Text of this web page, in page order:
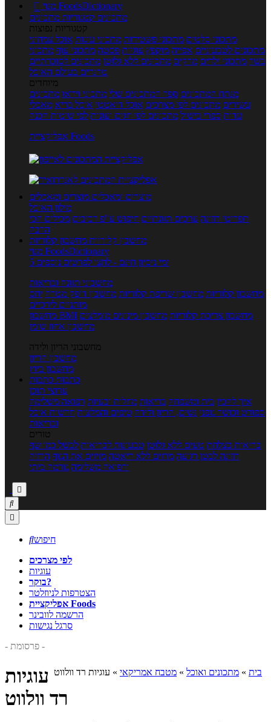

מנוי FoodsDictionary
מתכונים קטגוריות מתכונים
קטגוריות נפוצות
מתכוני סלטים מתכוני פשטידות מתכוני עוגות אוכל צמחוני
מתכונים לטבעוניים אפייה מוקפץ עוגיות פסטה מתכוני עוף מתכוני
בשר מתכוני ילדים מרקים מתכונים ללא גלוטן מתכונים לסוכרתיים
טרנדים בעולם האוכל
מיוחדים
מנתח המתכונים ספר המתכונים שלי מתכוני וידאו מתכונים
עשירים מתכונים לפי מצרכים אוכל דיאטטי אוכל בריא מאכלי
עדות ספרי בישול מתכונים לפי חגים ועונות לפי שיטות הכנה
אפליקציית Foods
מוצרים ומאכלים מוצרים ומאכלים
מילון האוכל
תפריטי תזונה ערכים תזונתיים חיפוש ע"פ רכיבים מכילים הכי
הרבה
מחשבון קלוריות מחשבון קלוריות
מנוי FoodsDictionary
5 ימי ניסיון חינם - לחצו לפרטים נוספים
מחשבוני תזונה ובריאות
מחשבון קלוריות מחשבון שריפת קלוריות מחשבון דופק מטרה יחס
מותניים לירכיים
מחשבון BMI
מחשבון צריכת קלוריות מחשבון מינונים מומלצים
מחשבון אחוז שומן
מחשבוני הריון ולידה
מחשבון הריון
מחשבון ביוץ
כתבות כתבות
ערוצי תוכן
איך להכין בית ומשפחה בריאות מחלות ובעיות רפואה משלימה
ספורט וכושר גופני נשים, הריון ולידה טיפים והמלצות חדשות אוכל
ובריאות
טורים
בריאות בצלחת טעים ללא גלוטן טבעונות לבריאות לבשל כמו שף
תזונה לבטן רגועה מרזים ללא דיאטה מזיזים את הגוף הרזיה
ורפואה משלימה גורמה ביתי



חיפוש
לפי מצרכים
עוגיות
בוקר?
הצטרפות לניוזלטר
אפליקציית Foods
הרשמה לוובינר
סרגל נגישות
- פרסומת -
בית » מתכונים ואוכל » מטבח אמריקאי » עוגיות רד וולווט עוגיות
רד וולווט